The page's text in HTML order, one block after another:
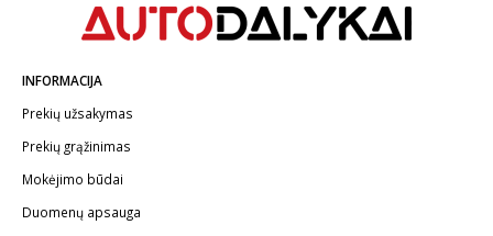
INFORMACIJA
Prekių užsakymas
Prekių grąžinimas
Mokėjimo būdai
Duomenų apsauga